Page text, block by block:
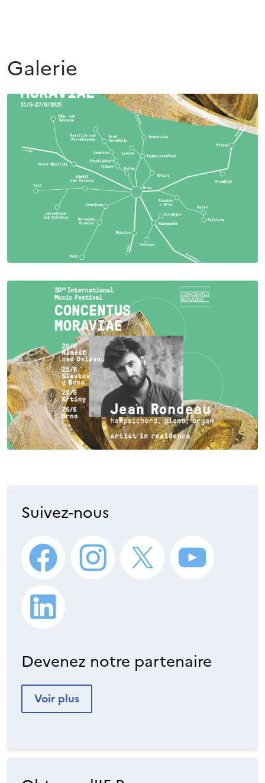
Galerie
Suivez-nous
Devenez notre partenaire
Voir plus